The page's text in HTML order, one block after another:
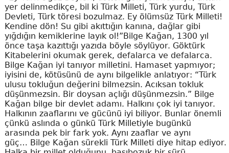
yer delinmedikçe, bil ki Türk Milleti, Türk yurdu, Türk
Devleti, Türk töresi bozulmaz. Ey ölümsüz Türk Milleti!
Kendine dön! Su gibi akıttığın kanına, dağlar gibi
yığdığın kemiklerine layık ol!”Bilge Kağan, 1300 yıl
önce taşa kazıttığı yazıda böyle söylüyor. Göktürk
Kitabelerini okumak gerek, defalarca ve defalarca.
Bilge Kağan iyi tanıyor milletini. Hamaset yapmıyor;
iyisini de, kötüsünü de aynı bilgelikle anlatıyor: “Türk
ulusu tokluğun değerini bilmezsin. Acıksan tokluk
düşünmezsin. Bir doysan açlığı düşünmezsin.” Bilge
Kağan bilge bir devlet adamı. Halkını çok iyi tanıyor.
Halkının zaaflarını ve gücünü iyi biliyor. Bunlar önemli
çünkü aslında o günkü Türk Milletiyle bugünkü
arasında pek bir fark yok. Aynı zaaflar ve aynı
güç… Bilge Kağan sürekli Türk Milleti diye hitap ediyor.